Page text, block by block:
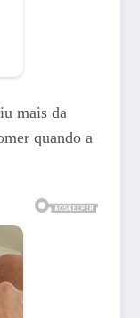
mais da
quando a